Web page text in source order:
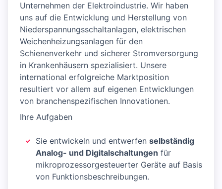
Unternehmen der Elektroindustrie. Wir haben
uns auf die Entwicklung und Herstellung von
Niederspannungsschaltanlagen, elektrischen
Weichenheizungsanlagen für den
Schienenverkehr und sicherer Stromversorgung
in Krankenhäusern spezialisiert. Unsere
international erfolgreiche Marktposition
resultiert vor allem auf eigenen Entwicklungen
von branchenspezifischen Innovationen.
Ihre Aufgaben
Sie entwickeln und entwerfen selbständig
Analog- und Digitalschaltungen für
mikroprozessorgesteuerter Geräte auf Basis
von Funktionsbeschreibungen.